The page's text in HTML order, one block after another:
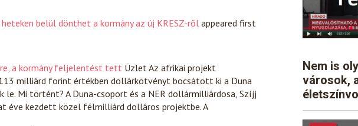
belül dönthet a kormány az új KRESZ-ről appeared first
a kormány feljelentést tett ÜzletAz afrikai projekt
milliárd forint értékben dollárkötvényt bocsátott ki a Duna
Mi történt? A Duna-csoport és a NER dollármilliárdosa, Szíjj
éve kezdett közel félmilliárd dolláros projektbe. A
Nem is
városok,